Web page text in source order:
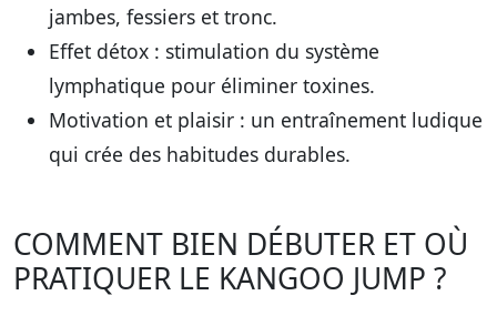
jambes, fessiers et tronc.
Effet détox : stimulation du système
lymphatique pour éliminer toxines.
Motivation et plaisir : un entraînement ludique
qui crée des habitudes durables.
COMMENT BIEN DÉBUTER ET OÙ
PRATIQUER LE KANGOO JUMP ?